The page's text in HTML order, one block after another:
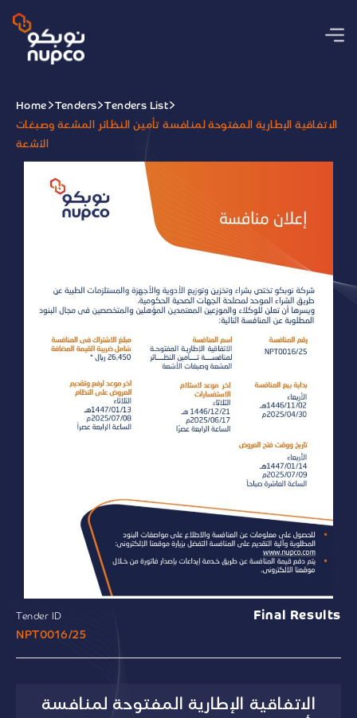
Home Tenders
Tenders List
الاتفاقية الإطارية المفتوحة لمنافسة تأمين النظائر المشعة وصبغات
الأشعة
Tender ID
NPT0016/25
Final Results
الاتفاقية الإطارية المفتوحة لمنافسة